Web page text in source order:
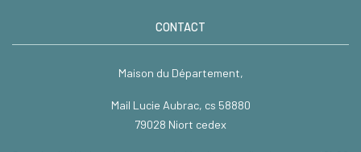
CONTACT
Maison du Département,
Mail Lucie Aubrac, cs 58880
79028 Niort cedex